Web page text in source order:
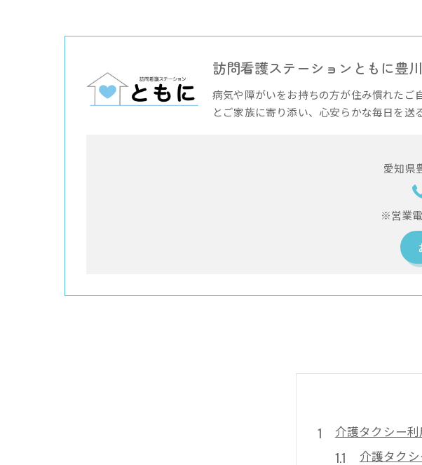
訪問看護ステーションともに豊川
病気や障がいをお持ちの方が住み慣れたご
とご家族に寄り添い、心安らかな毎日を送
愛知県
※営業
介護タクシー
介護タク